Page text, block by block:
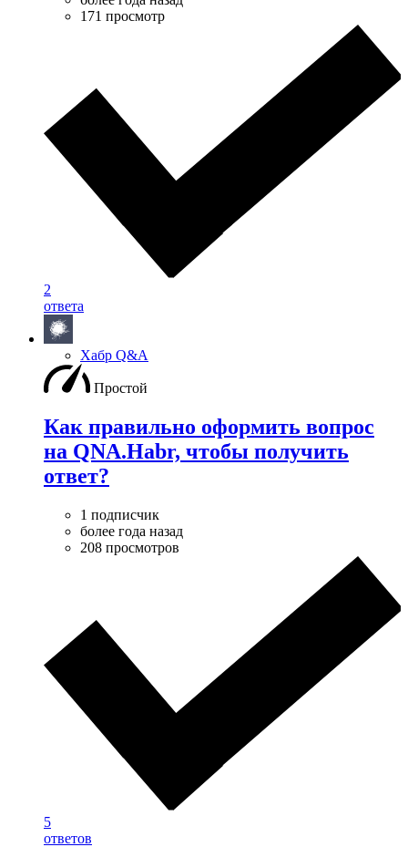
171 просмотр
2
ответа
Хабр Q&A
Простой
Как правильно оформить вопрос
на QNA.Habr, чтобы получить
ответ?
1 подписчик
более года назад
208 просмотров
5
ответов